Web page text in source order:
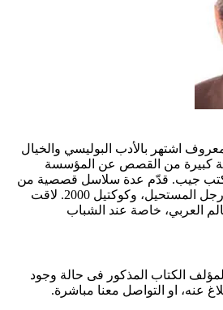
اشتهر بالأدب البوليسي والخيال
كبيرة من القصص عن المؤسسة
كتب جيب. قدّم عدة سلاسل قصصية من
أشهرها ملف المستقبل، ورجل المستحيل، وكوكتيل 2000. لاقت
العربي، خاصة عند الشباب
الكتاب المذكور فى حالة وجود
عنه، او التواصل معنا مباشرة.